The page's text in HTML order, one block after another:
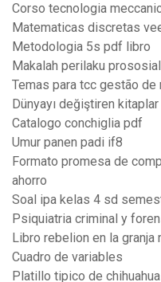
Corso tecnologia
Matematicas discretas
Metodologia 5s pdf libro
Makalah perilaku
Temas para tcc gestão de
Dünyayı değiştiren
Catalogo conchiglia pdf
Umur panen padi if8
Formato promesa de
ahorro
Soal ipa kelas 4 sd
Psiquiatria criminal y
Libro rebelion en la granja
Cuadro de variables
Platillo tipico de